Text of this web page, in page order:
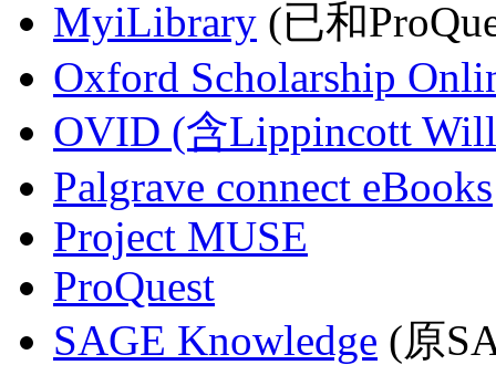
MyiLibrary (已和
Oxford Scholarship
OVID (含Lippincott
Palgrave connect eBooks
Project MUSE
ProQuest
SAGE Knowledge (原